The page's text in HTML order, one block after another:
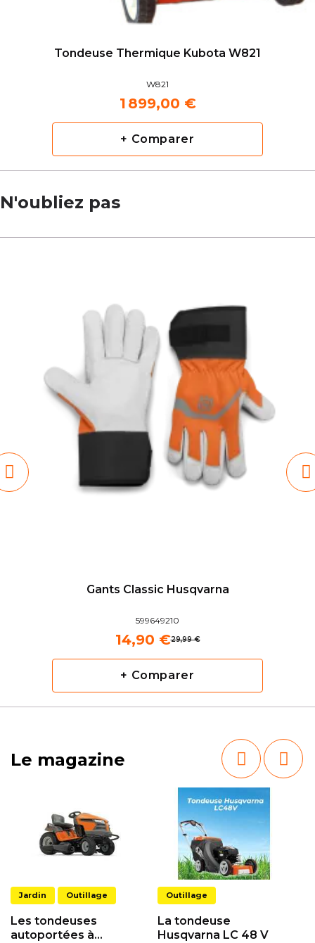
Tondeuse Thermique Kubota W821
W821
1 899,00 €
+ Comparer
N'oubliez pas
Gants Classic Husqvarna
599649210
29,99 €
14,90 €
+ Comparer
Le magazine
Jardin Outillage
Les tondeuses
autoportées à
Outillage
La tondeuse
Husqvarna LC 48 V